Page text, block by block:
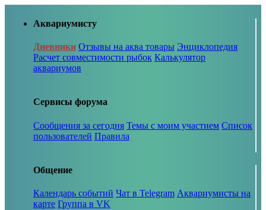
Аквариумисту
Дневники Отзывы на аква товары Энциклопедия
Расчет совместимости рыбок Калькулятор
аквариумов
Сервисы форума
Сообщения за сегодня Темы с моим участием Список
пользователей Правила
Общение
Календарь событий Чат в Telegram Аквариумисты на
карте Группа в VK